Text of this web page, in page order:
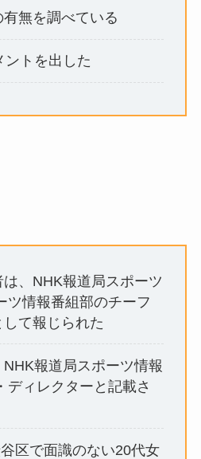
無を調べている
ントを出した
、NHK報道局スポーツ
ツ情報番組部のチーフ
て報じられた
報道局スポーツ情報
ディレクターと記載さ
区で面識のない20代女